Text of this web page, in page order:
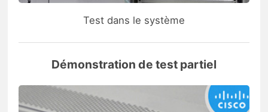
Test dans le système
Démonstration de test partiel